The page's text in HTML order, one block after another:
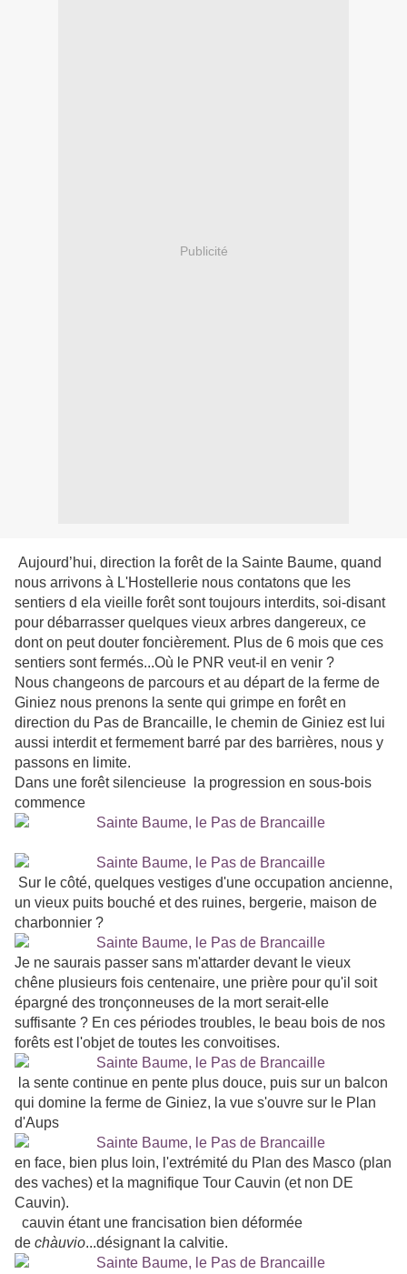
Publicité
Aujourd’hui, direction la forêt de la Sainte Baume, quand
nous arrivons à L'Hostellerie nous contatons que les
sentiers d ela vieille forêt sont toujours interdits, soi-disant
pour débarrasser quelques vieux arbres dangereux, ce
dont on peut douter foncièrement. Plus de 6 mois que ces
sentiers sont fermés...Où le PNR veut-il en venir ?
Nous changeons de parcours et au départ de la ferme de
Giniez nous prenons la sente qui grimpe en forêt en
direction du Pas de Brancaille, le chemin de Giniez est lui
aussi interdit et fermement barré par des barrières, nous y
passons en limite.
Dans une forêt silencieuse la progression en sous-bois
commence
Sur le côté, quelques vestiges d'une occupation ancienne,
un vieux puits bouché et des ruines, bergerie, maison de
charbonnier ?
Je ne saurais passer sans m'attarder devant le vieux
chêne plusieurs fois centenaire, une prière pour qu'il soit
épargné des tronçonneuses de la mort serait-elle
suffisante ? En ces périodes troubles, le beau bois de nos
forêts est l'objet de toutes les convoitises.
la sente continue en pente plus douce, puis sur un balcon
qui domine la ferme de Giniez, la vue s'ouvre sur le Plan
d'Aups
en face, bien plus loin, l'extrémité du Plan des Masco (plan
des vaches) et la magnifique Tour Cauvin (et non DE
Cauvin).
cauvin étant une francisation bien déformée
de chàuvio...désignant la calvitie.